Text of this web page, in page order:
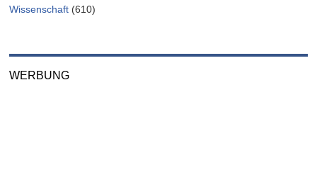
Wissenschaft (610)
WERBUNG